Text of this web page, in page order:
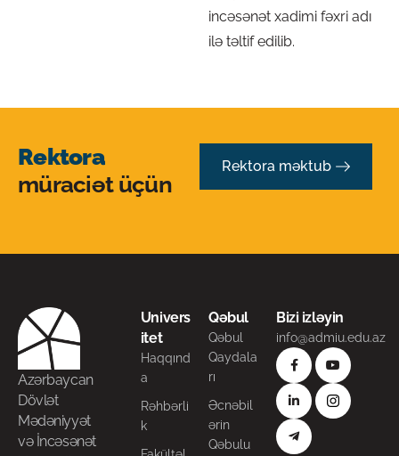
incəsənət xadimi fəxri adı
ilə təltif edilib.
Rektora
müraciət üçün
Rektora məktub
Azərbaycan
Dövlət
Mədəniyyət
və İncəsənət
Univers
itet
Haqqınd
a
Rəhbərli
k
Qəbul
Qəbul
Qaydala
rı
Əcnəbil
ərin
Qəbulu
Bizi izləyin
info@admiu.edu.az